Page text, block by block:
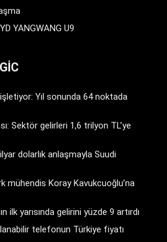
YANGWANG U9
Yıl sonunda 64 noktada
Sektör gelirleri 1,6 trilyon TL’ye
dolarlık anlaşmayla Suudi
mühendis Koray Kavukcuoğlu’na
ilk yarısında gelirini yüzde 9 artırdı
telefonun Türkiye fiyatı